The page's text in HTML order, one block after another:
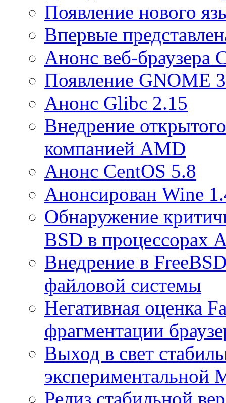
Появление нового
Впервые
Анонс веб-браузера
Появление GNOME
Анонс Glibc 2.15
Внедрение
компанией AMD
Анонс CentOS 5.8
Анонсирован Wine
Обнаружение
BSD в процессорах
Внедрение в
файловой системы
Негативная оценка
фрагментации
Выход в свет
экспериментальной
Релиз стабильной